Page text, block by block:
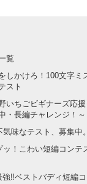
覧
しかけろ！100文字ミ
スト
いちごビギナーズ応援
・長編チャレンジ！～
味なテスト、募集中。
ッ！こわい短編コンテ
強‼ベストバディ短編